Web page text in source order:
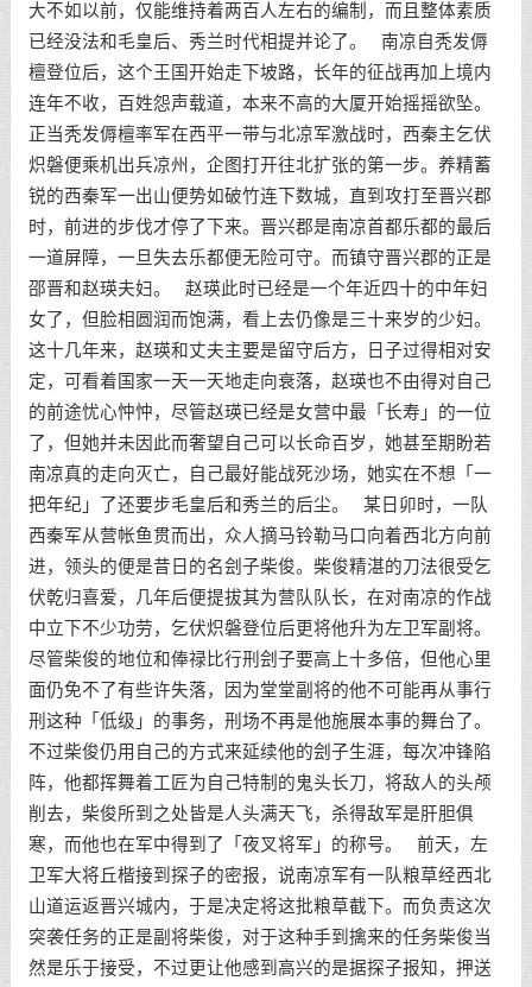
大不如以前，仅能维持着两百人左右的编制，而且整体素质
已经没法和毛皇后、秀兰时代相提并论了。 南凉自秃发傉
檀登位后，这个王国开始走下坡路，长年的征战再加上境内
连年不收，百姓怨声载道，本来不高的大厦开始摇摇欲坠。
正当秃发傉檀率军在西平一带与北凉军激战时，西秦主乞伏
炽磐便乘机出兵凉州，企图打开往北扩张的第一步。养精蓄
锐的西秦军一出山便势如破竹连下数城，直到攻打至晋兴郡
时，前进的步伐才停了下来。晋兴郡是南凉首都乐都的最后
一道屏障，一旦失去乐都便无险可守。而镇守晋兴郡的正是
邵晋和赵瑛夫妇。 赵瑛此时已经是一个年近四十的中年妇
女了，但脸相圆润而饱满，看上去仍像是三十来岁的少妇。
这十几年来，赵瑛和丈夫主要是留守后方，日子过得相对安
定，可看着国家一天一天地走向衰落，赵瑛也不由得对自己
的前途忧心忡忡，尽管赵瑛已经是女营中最「长寿」的一位
了，但她并未因此而奢望自己可以长命百岁，她甚至期盼若
南凉真的走向灭亡，自己最好能战死沙场，她实在不想「一
把年纪」了还要步毛皇后和秀兰的后尘。 某日卯时，一队
西秦军从营帐鱼贯而出，众人摘马铃勒马口向着西北方向前
进，领头的便是昔日的名刽子柴俊。柴俊精湛的刀法很受乞
伏乾归喜爱，几年后便提拔其为营队队长，在对南凉的作战
中立下不少功劳，乞伏炽磐登位后更将他升为左卫军副将。
尽管柴俊的地位和俸禄比行刑刽子要高上十多倍，但他心里
面仍免不了有些许失落，因为堂堂副将的他不可能再从事行
刑这种「低级」的事务，刑场不再是他施展本事的舞台了。
不过柴俊仍用自己的方式来延续他的刽子生涯，每次冲锋陷
阵，他都挥舞着工匠为自己特制的鬼头长刀，将敌人的头颅
削去，柴俊所到之处皆是人头满天飞，杀得敌军是肝胆俱
寒，而他也在军中得到了「夜叉将军」的称号。 前天，左
卫军大将丘楷接到探子的密报，说南凉军有一队粮草经西北
山道运返晋兴城内，于是决定将这批粮草截下。而负责这次
突袭任务的正是副将柴俊，对于这种手到擒来的任务柴俊当
然是乐于接受，不过更让他感到高兴的是据探子报知，押送